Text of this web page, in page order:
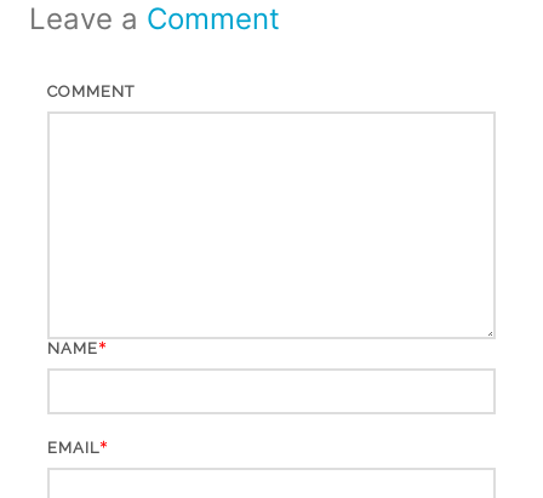
Leave a Comment
COMMENT
NAME*
EMAIL*